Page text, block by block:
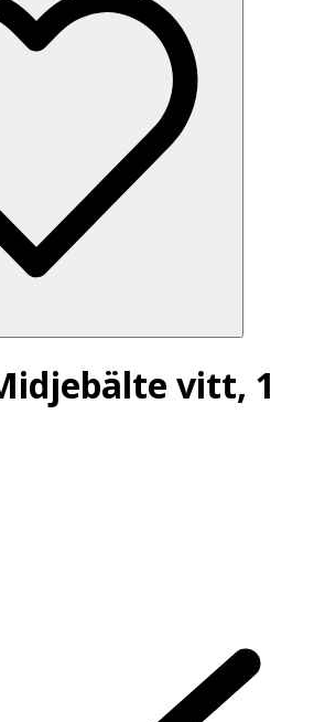
vitt, 1